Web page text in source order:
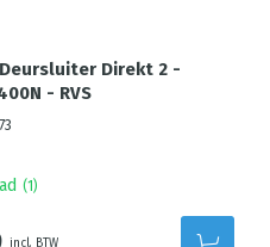
Direkt 2 -
- RVS
(1 )
incl. BTW